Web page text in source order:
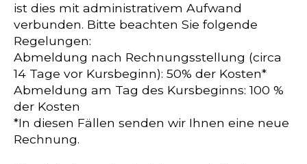
ist dies mit administrativem Aufwand
verbunden. Bitte beachten Sie folgende
Regelungen:
Abmeldung nach Rechnungsstellung (circa
14 Tage vor Kursbeginn): 50% der Kosten*
Abmeldung am Tag des Kursbeginns: 100 %
der Kosten
*In diesen Fällen senden wir Ihnen eine neue
Rechnung.